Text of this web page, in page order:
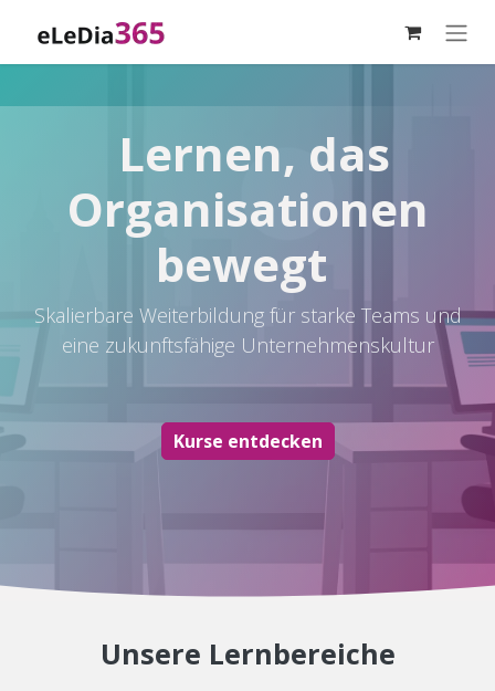
Lernen, das
Organisationen
bewegt
Skalierbare Weiterbildung für starke Teams und
eine zukunftsfähige Unternehmenskultur
Kurse ent​decken
Unsere Lernbereiche